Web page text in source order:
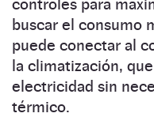
controles para
buscar el consumo
puede conectar al
la climatización,
electricidad sin
térmico.